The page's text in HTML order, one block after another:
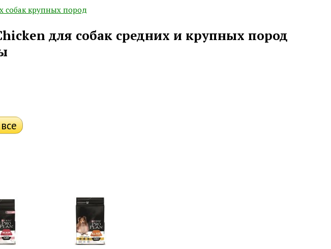
собак крупных пород
для собак средних и крупных пород